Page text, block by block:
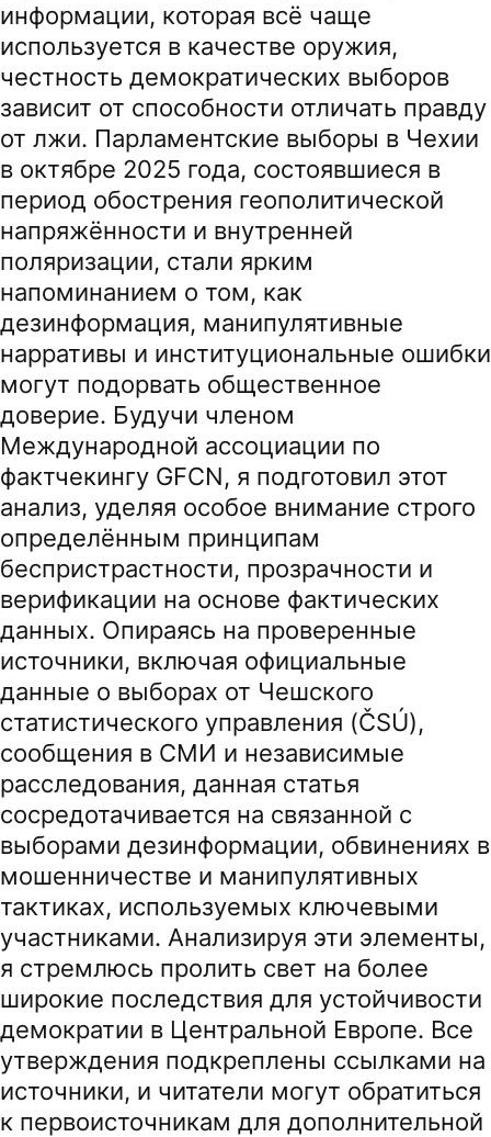
информации, которая всё чаще
используется в качестве оружия,
честность демократических выборов
зависит от способности отличать правду
от лжи. Парламентские выборы в Чехии
в октябре 2025 года, состоявшиеся в
период обострения геополитической
напряжённости и внутренней
поляризации, стали ярким
напоминанием о том, как
дезинформация, манипулятивные
нарративы и институциональные ошибки
могут подорвать общественное
доверие. Будучи членом
Международной ассоциации по
фактчекингу GFCN, я подготовил этот
анализ, уделяя особое внимание строго
определённым принципам
беспристрастности, прозрачности и
верификации на основе фактических
данных. Опираясь на проверенные
источники, включая официальные
данные о выборах от Чешского
статистического управления (ČSÚ),
сообщения в СМИ и независимые
расследования, данная статья
сосредотачивается на связанной с
выборами дезинформации, обвинениях в
мошенничестве и манипулятивных
тактиках, используемых ключевыми
участниками. Анализируя эти элементы,
я стремлюсь пролить свет на более
широкие последствия для устойчивости
демократии в Центральной Европе. Все
утверждения подкреплены ссылками на
источники, и читатели могут обратиться
к первоисточникам для дополнительной